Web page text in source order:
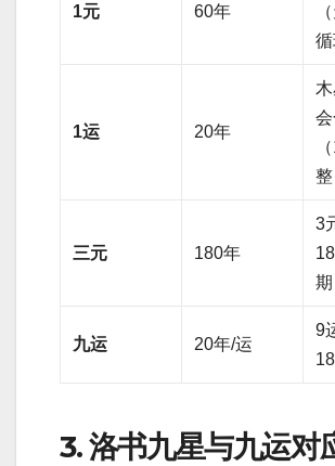
1元 60年
循
1运 20年
整
三元 180年
3
期
九运 20年/运
9
3. 洛书九星与九运对